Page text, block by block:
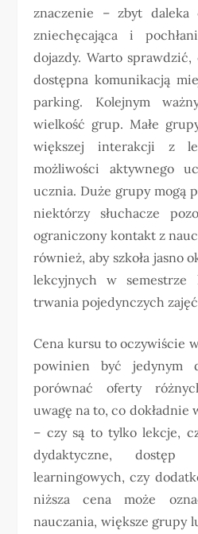
znaczenie – zbyt daleka
zniechęcająca i
dojazdy. Warto sprawdzić,
dostępna komunikacją
parking. Kolejnym
wielkość grup. Małe
większej interakcji z
możliwości aktywnego
ucznia. Duże grupy mogą
niektórzy słuchacze
ograniczony kontakt z
również, aby szkoła jasno
lekcyjnych w
trwania pojedynczych
Cena kursu to oczywiście
powinien być jedynym
porównać oferty
uwagę na to, co dokładnie
– czy są to tylko lekcje,
dydaktyczne,
learningowych, czy
niższa cena może
nauczania, większe grupy